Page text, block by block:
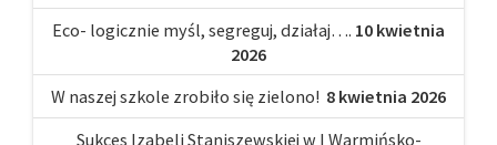
Eco- logicznie myśl, segreguj, działaj…. 10 kwietnia
2026
W naszej szkole zrobiło się zielono! 8 kwietnia 2026
Sukces Izabeli Staniszewskiej w I Warmińsko-